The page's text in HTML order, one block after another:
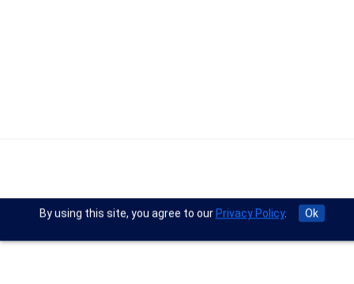
By using this site, you agree to our Privacy Policy. Ok